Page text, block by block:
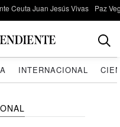
Ceuta Juan Jesús Vivas Paz
INTERNACIONAL